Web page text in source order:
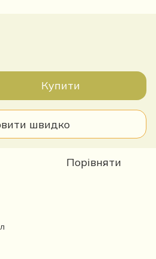
Купити
швидко
Порівняти